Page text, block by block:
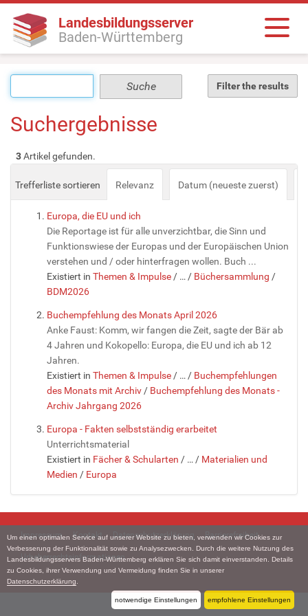
Um einen optimalen Service auf unserer Website zu bieten, verwenden wir Cookies zur
Verbesserung der Funktionalität sowie zu Analysezwecken. Durch die weitere Nutzung des
Landesbildungsservers Baden-Württemberg erklären Sie sich damit einverstanden. Details
zu Cookies, ihrer Verwendung und Vermeidung finden Sie in unserer
Datenschutzerklärung
notwendige Einstellungen empfohlene Einstellungen
Landesbildungsserver
Baden-Württemberg
Filter the results
Suchergebnisse
3Artikel gefunden.
Trefferliste sortieren Relevanz Datum (neueste zuerst)
Europa, die EU und ich
Die Reportage ist für alle unverzichtbar, die Sinn und
Funktionswiese der Europas und der Europäischen Union
verstehen und / oder hinterfragen wollen. Buch ...
Existiert in Themen & Impulse / … / Büchersammlung /
BDM2026
Buchempfehlung des Monats April 2026
Anke Faust: Komm, wir fangen die Zeit, sagte der Bär ab
4 Jahren und Kokopello: Europa, die EU und ich ab 12
Jahren.
Existiert in Themen & Impulse / … / Buchempfehlungen
des Monats mit Archiv / Buchempfehlung des Monats -
Archiv Jahrgang 2026
Europa - Fakten selbstständig erarbeitet
Unterrichtsmaterial
Existiert in Fächer & Schularten / … / Materialien und
Medien / Europa
Impressum Kontakt Datenschutzerklärung Barrierefreiheit
Urheberrechtsinformationen